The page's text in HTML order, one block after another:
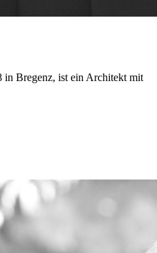
in Bregenz, ist ein Architekt mit